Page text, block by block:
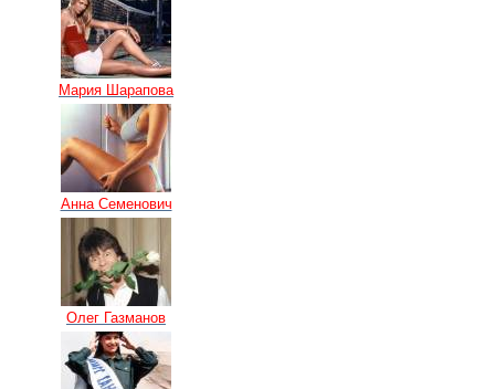
Мария Шарапова
Анна Семенович
Олег Газманов